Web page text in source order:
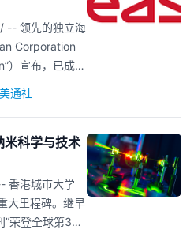
专项调查、地缘
调查。 此次收
上，将助力
务。交易完成
-- 领先的独立海
Corporation
）宣布，已成功
务融资工具于
票面利率为
及国际投资者踊
。 此次交易使
熊猫债市场的
历程中的重要里
开辟了新的融
通社
科学与技术
香港城市大学
大里程碑。继早
”荣登全球第38